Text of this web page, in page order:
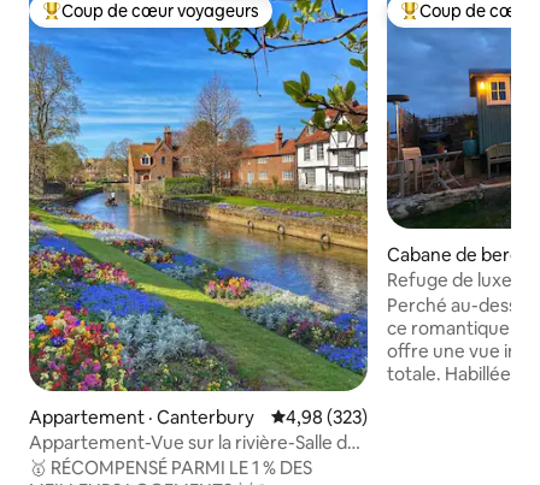
Coup de cœur voyageurs parmi les plus aimés
Coup de cœur voyageurs
Appartement · Canterbury Note moyenne de 4,98 sur 5,
4,98 (323)
Appartement-Vue sur la rivière-Salle de
bain privé
🥇 RÉCOMPENSÉ PARMI LE 1 % DES
Coup de cœur
Coup de cœur
Cabane de berger
Refuge de luxe
sur le coucher du
Perché au-dessus
ce romantique et
offre une vue
totale. Habillée